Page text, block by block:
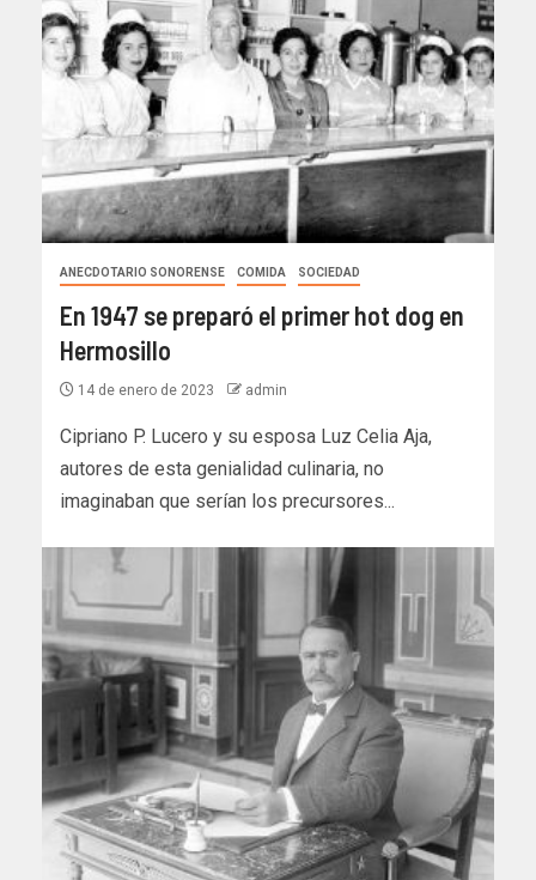
ANECDOTARIO SONORENSE COMIDA SOCIEDAD
En 1947 se preparó el primer hot dog en
Hermosillo
14 de enero de 2023 admin
Cipriano P. Lucero y su esposa Luz Celia Aja,
autores de esta genialidad culinaria, no
imaginaban que serían los precursores...